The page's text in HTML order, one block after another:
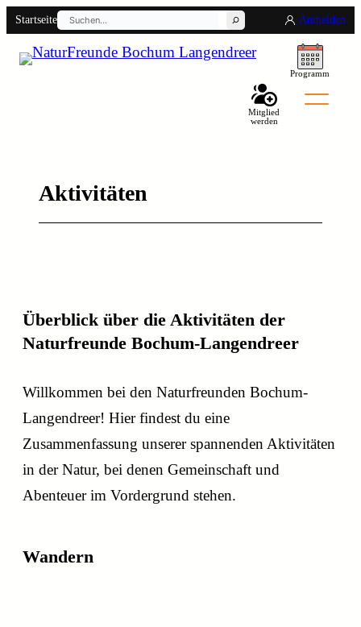
Zum
Inhalt
springen
Startseite
Suchen
Anmelden
Programm
Mitglied
werden
Back
Aktivitäten
Überblick über die Aktivitäten der
Naturfreunde Bochum-Langendreer
Willkommen bei den Naturfreunden Bochum-
Langendreer! Hier findest du eine
Zusammenfassung unserer spannenden Aktivitäten
in der Natur, bei denen Gemeinschaft und
Abenteuer im Vordergrund stehen.
Wandern